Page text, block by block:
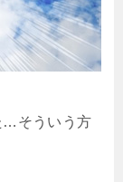
…そういう方